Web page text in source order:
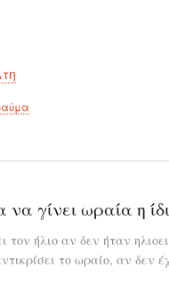
γίνει ωραία η
ήλιο αν δεν ήταν
το ωραίο, αν δεν